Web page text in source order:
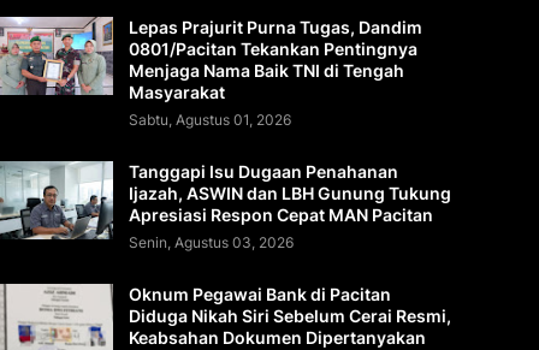
Lepas Prajurit Purna Tugas, Dandim
0801/Pacitan Tekankan Pentingnya
Menjaga Nama Baik TNI di Tengah
Masyarakat
Sabtu, Agustus 01, 2026
Tanggapi Isu Dugaan Penahanan
Ijazah, ASWIN dan LBH Gunung Tukung
Apresiasi Respon Cepat MAN Pacitan
Senin, Agustus 03, 2026
Oknum Pegawai Bank di Pacitan
Diduga Nikah Siri Sebelum Cerai Resmi,
Keabsahan Dokumen Dipertanyakan